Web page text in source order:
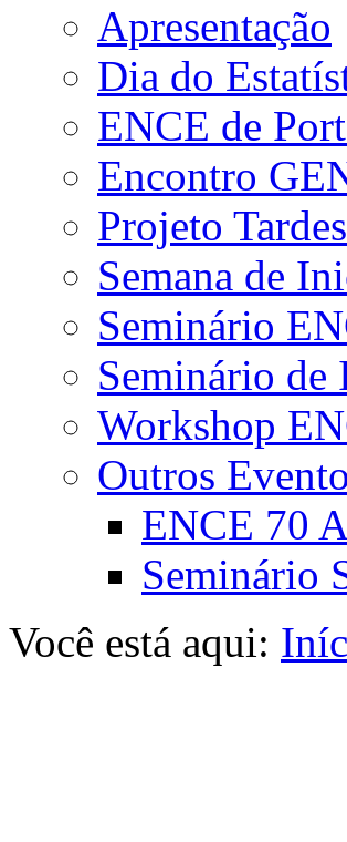
Apresentação
Dia do
ENCE de
Encontro
Projeto
Semana de
Seminário
Seminário
Workshop
Outros
ENCE 70
Seminário
Você está aqui: